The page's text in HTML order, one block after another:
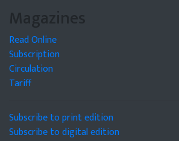
Magazines
Read Online
Subscription
Circulation
Tariff
Subscribe to print edition
Subscribe to digital edition